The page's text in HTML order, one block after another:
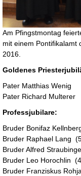
Am Pfingstmontag
mit einem Pontifikalamt
2016.
Goldenes
Pater Matthias Wenig
Pater Richard Multerer
Professjubilare:
Bruder Bonifaz
Bruder Raphael Lang
Bruder Alfred
Bruder Leo Horochlin
Bruder Franziskus